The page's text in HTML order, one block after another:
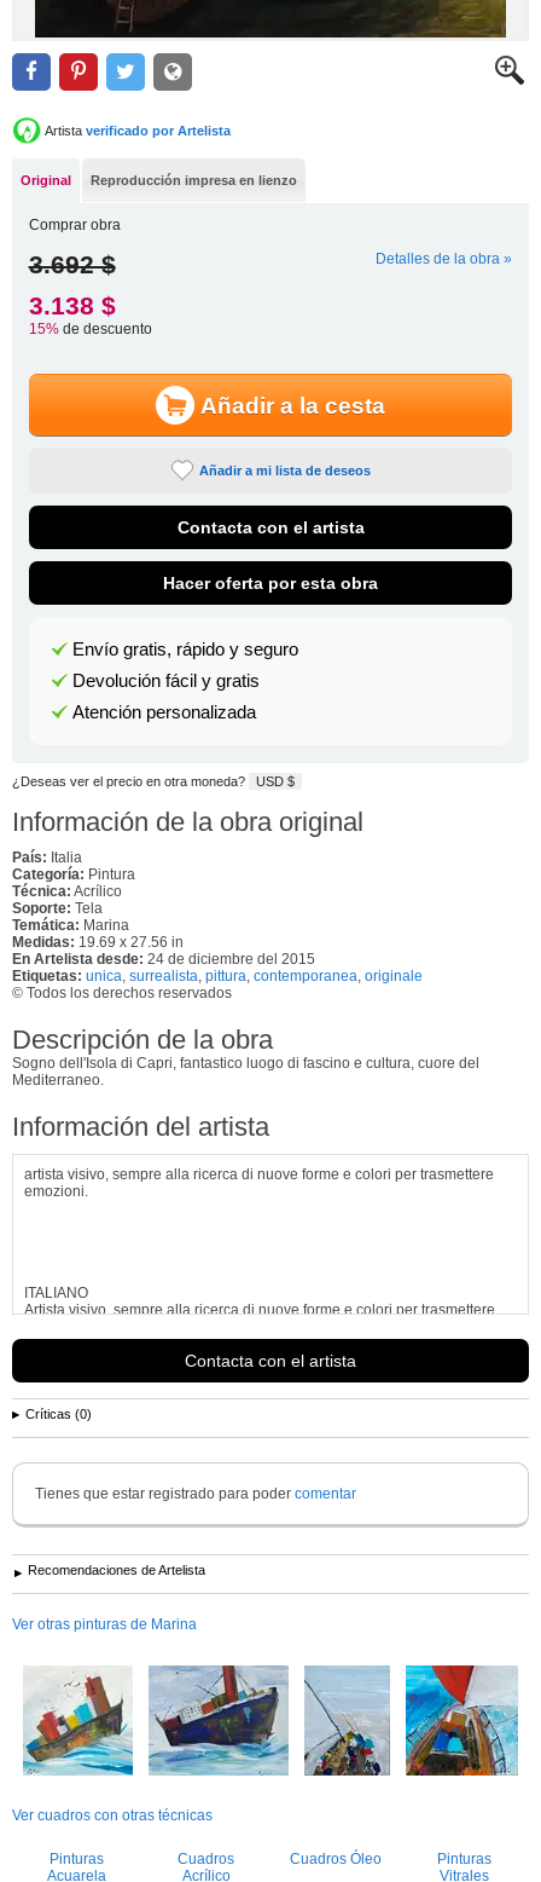
Artista verificado por Artelista
Original Reproducción impresa en lienzo
Comprar obra
3.692 $ Detalles de la obra »
3.138 $
15%de descuento
Añadir a la cesta
Añadir a mi lista de deseos
Contacta con el artista
Hacer oferta por esta obra
Envío gratis, rápido y seguro
Devolución fácil y gratis
Atención personalizada
¿Deseas ver el precio en otra moneda? USD $
Información de la obra original
País: Italia
Categoría: Pintura
Técnica: Acrílico
Soporte: Tela
Temática: Marina
Medidas: 19.69 x 27.56 in
En Artelista desde: 24 de diciembre del 2015
Etiquetas: unica, surrealista, pittura, contemporanea, originale
© Todos los derechos reservados
Descripción de la obra
Sogno dell'Isola di Capri, fantastico luogo di fascino e cultura, cuore del
Mediterraneo.
Información del artista
artista visivo, sempre alla ricerca di nuove forme e colori per trasmettere
emozioni.
ITALIANO
Artista visivo, sempre alla ricerca di nuove forme e colori per trasmettere
Contacta con el artista
Críticas (0)
Tienes que estar registrado para poder comentar
Recomendaciones de Artelista
Ver otras pinturas de Marina
Ver cuadros con otras técnicas
Pinturas
Acuarela
Cuadros
Acrílico
Cuadros Óleo
Pinturas
Vitrales